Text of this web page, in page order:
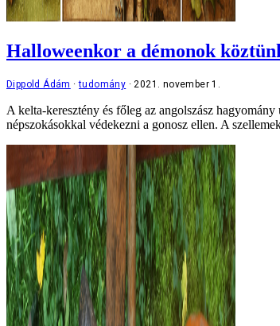
Halloweenkor a démonok
Dippold Ádám tudomány 2021. november 1.
A kelta-keresztény és főleg az angolszász
népszokásokkal védekezni a gonosz ellen. A